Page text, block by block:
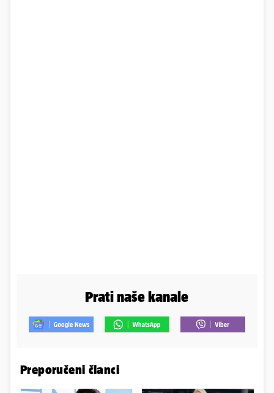
Prati naše kanale
Preporučeni članci